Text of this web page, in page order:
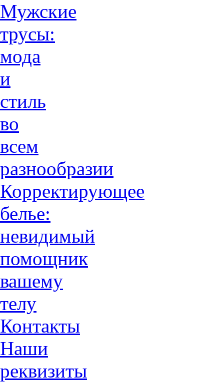
Мужские
трусы:
мода
и
стиль
во
всем
разнообразии
Корректирующее
белье:
невидимый
помощник
вашему
телу
Контакты
Наши
реквизиты